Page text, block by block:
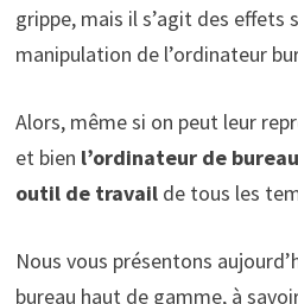
grippe, mais il s’agit des effets
manipulation de l’ordinateur
Alors, même si on peut leur
et bien l’ordinateur de bureau
outil de travail de tous les
Nous vous présentons
bureau haut de gamme, à